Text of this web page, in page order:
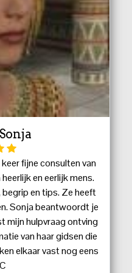
fijne consulten van
en eerlijk mens.
en tips. Ze heeft
Sonja beantwoordt je
mijn hulpvraag ontving
van haar gidsen die
elkaar vast nog eens